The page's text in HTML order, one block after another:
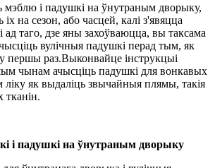
і падушкі на ўнутраным дворыку,
на сезон, або часцей, калі з'явяцца
таго, дзе яны захоўваюцца, вы таксама
вулічныя падушкі перад тым, як
першы раз.Выконвайце інструкцыі
чынам ачысціць падушкі для вонкавых
як выдаліць звычайныя плямы, такія
тканін.
і падушкі на ўнутраным дворыку